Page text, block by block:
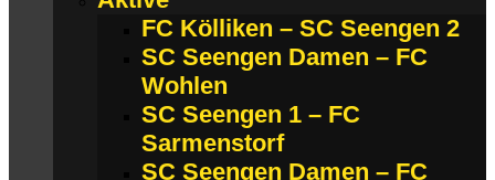
FC Kölliken – SC Seengen 2
SC Seengen Damen – FC
Wohlen
SC Seengen 1 – FC
Sarmenstorf
SC Seengen Damen – FC